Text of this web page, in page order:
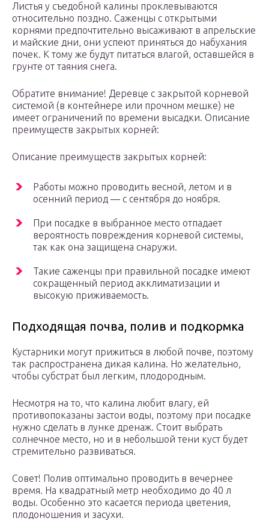
Листья у съедобной калины проклевываются
относительно поздно. Саженцы с открытыми
корнями предпочтительно высаживают в апрельские
и майские дни, они успеют приняться до набухания
почек. К тому же будут питаться влагой, оставшейся в
грунте от таяния снега.
Обратите внимание! Деревце с закрытой корневой
системой (в контейнере или прочном мешке) не
имеет ограничений по времени высадки. Описание
преимуществ закрытых корней:
Описание преимуществ закрытых корней:
Работы можно проводить весной, летом и в
осенний период — с сентября до ноября.
При посадке в выбранное место отпадает
вероятность повреждения корневой системы,
так как она защищена снаружи.
Такие саженцы при правильной посадке имеют
сокращенный период акклиматизации и
высокую приживаемость.
Подходящая почва, полив и подкормка
Кустарники могут прижиться в любой почве, поэтому
так распространена дикая калина. Но желательно,
чтобы субстрат был легким, плодородным.
Несмотря на то, что калина любит влагу, ей
противопоказаны застои воды, поэтому при посадке
нужно сделать в лунке дренаж. Стоит выбрать
солнечное место, но и в небольшой тени куст будет
стремительно развиваться.
Совет! Полив оптимально проводить в вечернее
время. На квадратный метр необходимо до 40 л
воды. Особенно это касается периода цветения,
плодоношения и засухи.